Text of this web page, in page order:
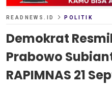
READNEWS.ID POLITIK
Demokrat
Prabowo
RAPIMNAS 21